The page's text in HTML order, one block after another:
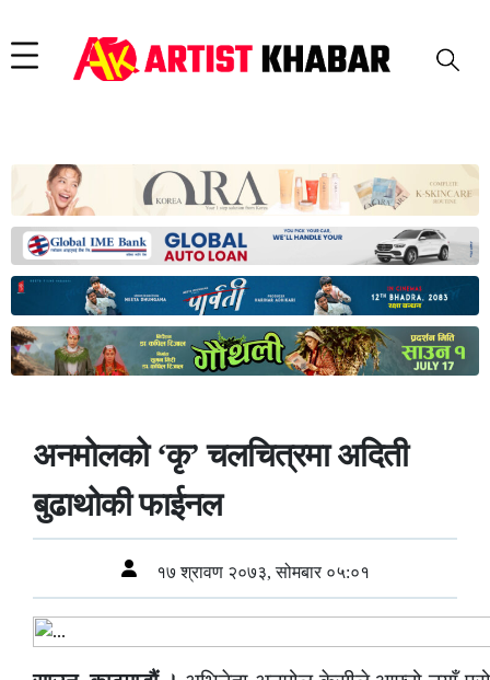
अनमोलको ‘कृ’ चलचित्रमा अदिती
बुढाथोकी फाईनल
१७ श्रावण २०७३, सोमबार ०५:०१